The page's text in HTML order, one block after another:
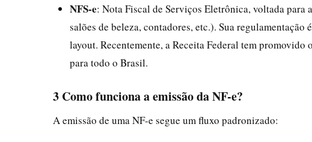
NFS-e: Nota Fiscal de Serviços Eletrônica, voltada para
salões de beleza, contadores, etc.). Sua
layout. Recentemente, a Receita Federal tem promovido o
para todo o Brasil.
3 Como funciona a emissão da NF-e?
A emissão de uma NF-e segue um fluxo padronizado: